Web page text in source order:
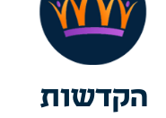
הקדשות